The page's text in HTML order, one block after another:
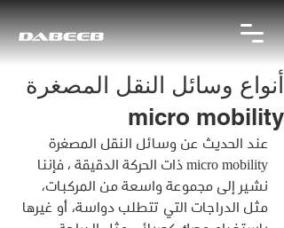
أنواع وسائل النقل المصغرة
micro mobility
عند الحديث عن وسائل النقل المصغرة
micro mobility ذات الحركة الدقيقة ، فإننا
نشير إلى مجموعة واسعة من المركبات،
مثل الدراجات التي تتطلب دواسة، أو غيرها